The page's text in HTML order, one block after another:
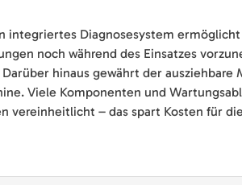
integriertes Diagnosesystem
noch während des Einsatzes
hinaus gewährt der
Viele Komponenten und
vereinheitlicht – das spart Kosten für